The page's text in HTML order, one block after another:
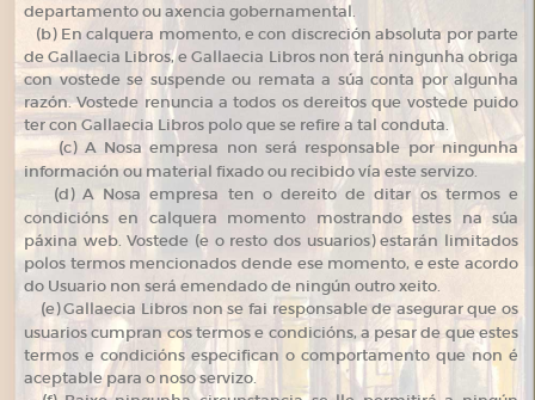
departamento ou axencia gobernamental.
(b) En calquera momento, e con discreción absoluta por parte
de Gallaecia Libros, e Gallaecia Libros non terá ningunha obriga
con vostede se suspende ou remata a súa conta por algunha
razón. Vostede renuncia a todos os dereitos que vostede puido
ter con Gallaecia Libros polo que se refire a tal conduta.
(c) A Nosa empresa non será responsable por ningunha
información ou material fixado ou recibido vía este servizo.
(d) A Nosa empresa ten o dereito de ditar os termos e
condicións en calquera momento mostrando estes na súa
páxina web. Vostede (e o resto dos usuarios) estarán limitados
polos termos mencionados dende ese momento, e este acordo
do Usuario non será emendado de ningún outro xeito.
(e) Gallaecia Libros non se fai responsable de asegurar que os
usuarios cumpran cos termos e condicións, a pesar de que estes
termos e condicións especifican o comportamento que non é
aceptable para o noso servizo.